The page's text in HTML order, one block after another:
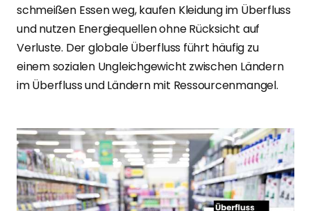
schmeißen Essen weg, kaufen Kleidung im Überfluss
und nutzen Energiequellen ohne Rücksicht auf
Verluste. Der globale Überfluss führt häufig zu
einem sozialen Ungleichgewicht zwischen Ländern
im Überfluss und Ländern mit Ressourcenmangel.